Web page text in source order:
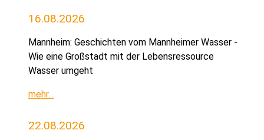
16.08.2026
Mannheim: Geschichten vom Mannheimer Wasser -
Wie eine Großstadt mit der Lebensressource
Wasser umgeht
mehr...
22.08.2026